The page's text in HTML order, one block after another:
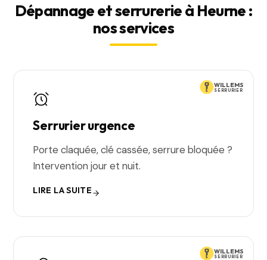
Dépannage et serrurerie à Heurne :
nos services
WILLEMS
SERRURIER
Serrurier urgence
Porte claquée, clé cassée, serrure bloquée ?
Intervention jour et nuit.
LIRE LA SUITE
WILLEMS
SERRURIER